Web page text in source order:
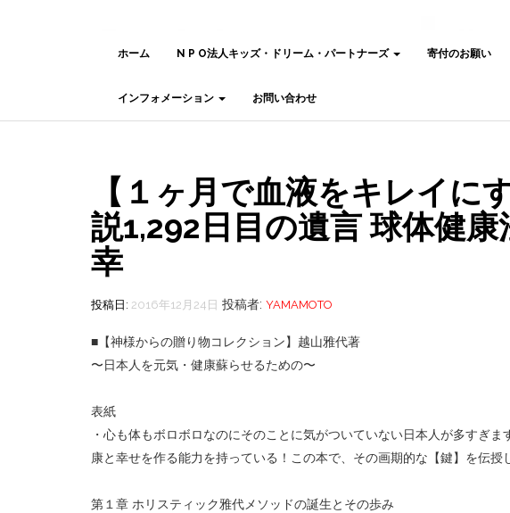
ホーム N P O法人キッズ・ドリーム・パートナーズ 寄付のお願い
インフォメーション お問い合わせ
【１ヶ月で血液をキレイに
説1,292日目の遺言 球体健
幸
投稿日: 2016年12月24日 投稿者: YAMAMOTO
■【神様からの贈り物コレクション】越山雅代著
〜日本人を元気・健康蘇らせるための〜
表紙
・心も体もボロボロなのにそのことに気がついていない日本人が多すぎ
康と幸せを作る能力を持っている！この本で、その画期的な【鍵】を伝授
第１章 ホリスティック雅代メソッドの誕生とその歩み